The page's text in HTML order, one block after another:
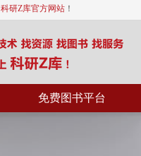
科研Z库官方网站 ！
免费图书平台